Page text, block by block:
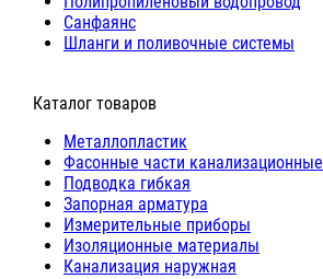
Санфаянс
Шланги и поливочные системы
⠀Каталог товаров
Металлопластик
Фасонные части канализационные
Подводка гибкая
Запорная арматура
Измерительные приборы
Изоляционные материалы
Канализация наружная